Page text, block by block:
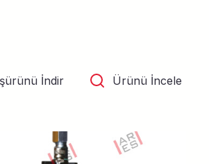
İndir Ürünü İncele